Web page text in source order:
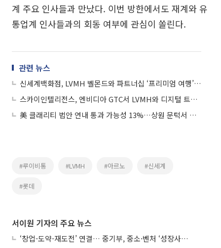
계 주요 인사들과 만났다. 이번 방한에서도 재계와 유
통업계 인사들과의 회동 여부에 관심이 쏠린다.
관련 뉴스
신세계백화점, LVMH 벨몬드와 파트너십 ‘프리미엄 여행’ 가속도
스카이인텔리전스, 엔비디아 GTC서 LVMH와 디지털 트윈 리테일 전략 공개
美 클래리티 법안 연내 통과 가능성 13%…상원 문턱서 제동
#루이비통 #LVMH #아르노 #신세계
#롯데
서이원 기자의 주요 뉴스
‘창업-도약-재도전’ 연결… 중기부, 중소·벤처 ‘성장사다리’ 짓는다